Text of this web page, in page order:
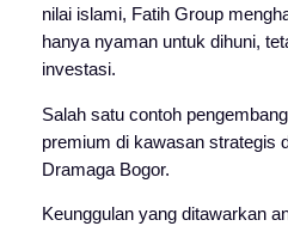
nilai islami, Fatih Group
hanya nyaman untuk dihuni,
investasi.
Salah satu contoh
premium di kawasan strategis
Dramaga Bogor.
Keunggulan yang ditawarkan